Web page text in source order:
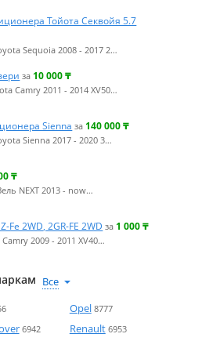
Тойота Секвойя 5.7
Sequoia 2008 - 2017 2…
за 10 000₸
Camry 2011 - 2014 XV50…
Sienna за 140 000₸
Sienna 2017 - 2020 3…
₸
NEXT 2013 - now…
2WD, 2GR-FE 2WD за 1 000₸
2009 - 2011 XV40…
6942
Opel 8777
Renault 6953